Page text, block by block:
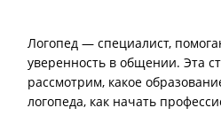
Логопед — специалист,
уверенность в общении. Эта
рассмотрим, какое
логопеда, как начать